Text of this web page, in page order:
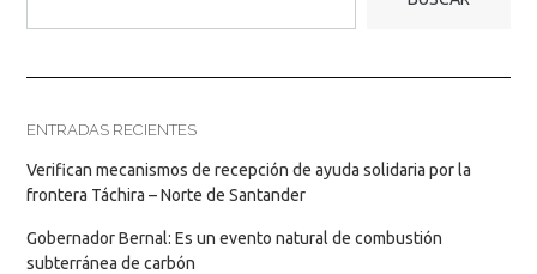
ENTRADAS RECIENTES
Verifican mecanismos de recepción de ayuda solidaria por la
frontera Táchira – Norte de Santander
Gobernador Bernal: Es un evento natural de combustión
subterránea de carbón